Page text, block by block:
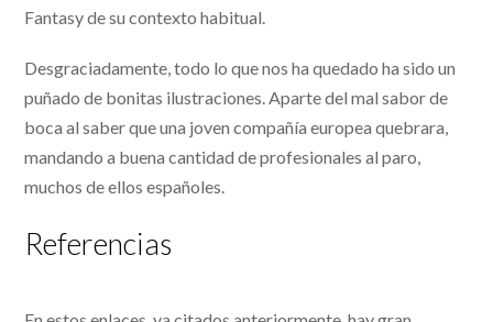
Fantasy de su contexto habitual.
Desgraciadamente, todo lo que nos ha quedado ha sido un
puñado de bonitas ilustraciones. Aparte del mal sabor de
boca al saber que una joven compañía europea quebrara,
mandando a buena cantidad de profesionales al paro,
muchos de ellos españoles.
Referencias